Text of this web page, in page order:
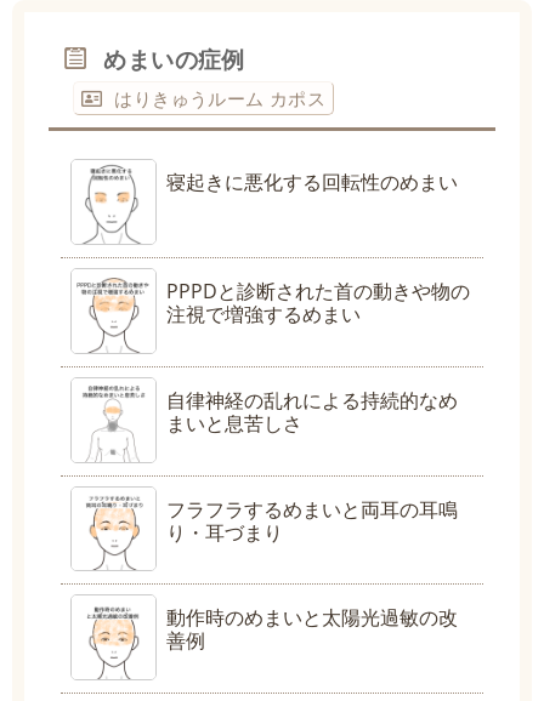
めまいの症例
はりきゅうルーム カポス
寝起きに悪化する回転性のめまい
PPPDと診断された首の動きや物の
注視で増強するめまい
自律神経の乱れによる持続的なめ
まいと息苦しさ
フラフラするめまいと両耳の耳鳴
り・耳づまり
動作時のめまいと太陽光過敏の改
善例